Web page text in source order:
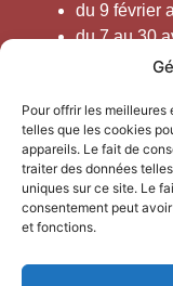
Pour offrir les
telles que les cookies
appareils. Le fait de
traiter des données
uniques sur ce site. Le
consentement peut
et fonctions.
du 9 février
du 7 au 30
du 1er juin
Horaires
Du 1er septembre
du lundi au